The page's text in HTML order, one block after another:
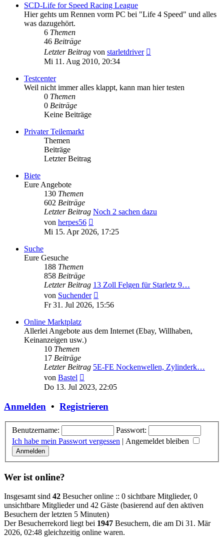
SCD-Life for Speed Racing League
Hier gehts um Rennen vorm PC bei "Life 4 Speed" und alles
was dazugehört.
6 Themen
46 Beiträge
Letzter Beitrag von starletdriver
Mi 11. Aug 2010, 20:34
Testcenter
Weil nicht immer alles klappt, kann man hier testen
0 Themen
0 Beiträge
Keine Beiträge
Privater Teilemarkt
Themen
Beiträge
Letzter Beitrag
Biete
Eure Angebote
130 Themen
602 Beiträge
Letzter Beitrag Noch 2 sachen dazu
von herpes56
Beitrag
Mi 15. Apr 2026, 17:25
Suche
Eure Gesuche
188 Themen
858 Beiträge
Letzter Beitrag 13 Zoll Felgen für Starletz 9…
von Suchender
Beitrag
Fr 31. Jul 2026, 15:56
Online Marktplatz
Allerlei Angebote aus dem Internet (Ebay, Willhaben,
Keinanzeigen usw.)
10 Themen
17 Beiträge
Letzter Beitrag 5E-FE Nockenwellen, Zylinderk…
von Bastel
Beitrag
Do 13. Jul 2023, 22:05
Anmelden • Registrieren
Benutzername:
Passwort:
Ich habe mein Passwort vergessen | Angemeldet bleiben
Wer ist online?
Insgesamt sind 42 Besucher online :: 0 sichtbare Mitglieder, 0
unsichtbare Mitglieder und 42 Gäste (basierend auf den aktiven
Besuchern der letzten 5 Minuten)
Der Besucherrekord liegt bei 1947 Besuchern, die am Di 31. Mär
2026, 02:48 gleichzeitig online waren.